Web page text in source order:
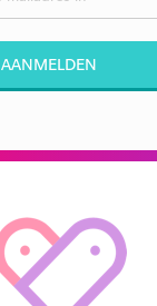
AANMELDEN